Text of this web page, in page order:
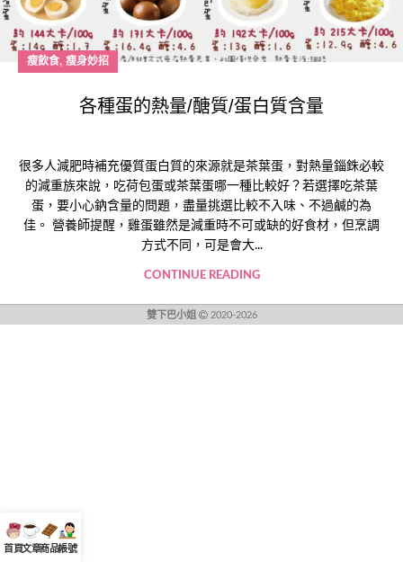
瘦飲食, 瘦身妙招
各種蛋的熱量/醣質/蛋白質含量
很多人減肥時補充優質蛋白質的來源就是茶葉蛋，對熱量錙銖必較
的減重族來說，吃荷包蛋或茶葉蛋哪一種比較好？若選擇吃茶葉
蛋，要小心鈉含量的問題，盡量挑選比較不入味、不過鹹的為
佳。 營養師提醒，雞蛋雖然是減重時不可或缺的好食材，但烹調
方式不同，可是會大...
CONTINUE READING
雙下巴小姐 2020-2026
首頁文章商品帳號